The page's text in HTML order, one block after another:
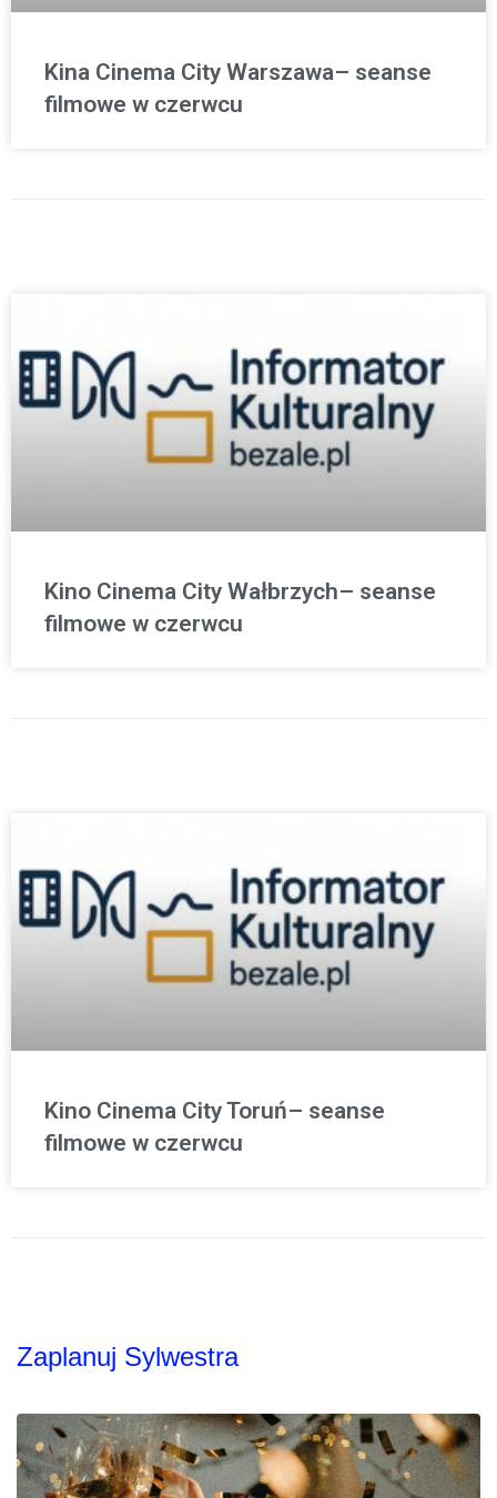
Kina Cinema City Warszawa– seanse
filmowe w czerwcu
Kino Cinema City Wałbrzych– seanse
filmowe w czerwcu
Kino Cinema City Toruń– seanse
filmowe w czerwcu
Zaplanuj Sylwestra